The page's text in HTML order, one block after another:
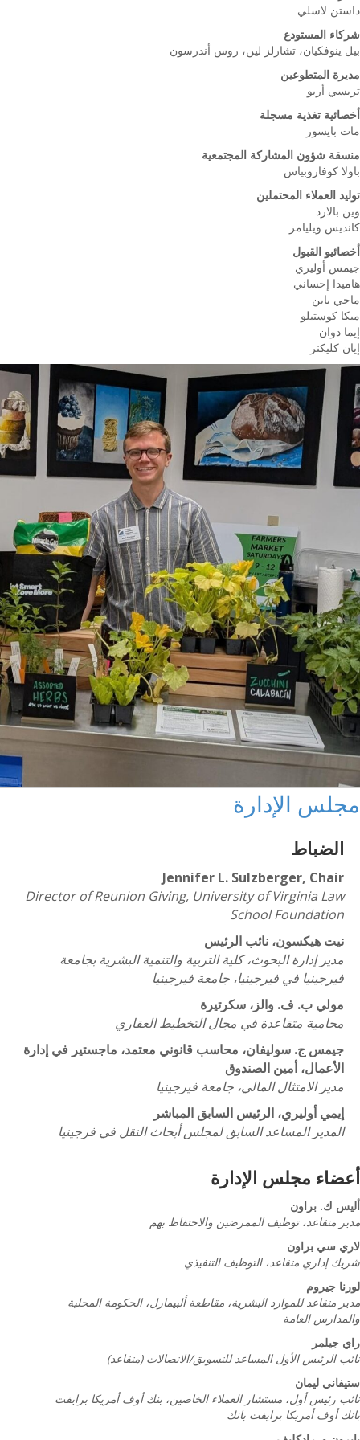
داستن لاسلي
شركاء المستودع
بيل ينوفكيان، تشارلز لين، روس أندرسون
مديرة المتطوعين
تريسي أربو
أخصائية تغذية مسجلة
مات بايسور
منسقة شؤون المشاركة المجتمعية
باولا كوفاروبياس
توليد العملاء المحتملين
وين بالارد
كانديس ويليامز
أخصائيو القبول
جيمس أوليري
هاميدا إحساني
ماجي باين
ميكا كوستيلو
إيما دوان
إيان كليكنر
مجلس الإدارة
الضباط
Jennifer L. Sulzberger, Chair
Director of Reunion Giving, University of Virginia Law
School Foundation
نيت هيكسون، نائب الرئيس
مدير إدارة البحوث، كلية التربية والتنمية البشرية بجامعة
فيرجينيا في فيرجينيا، جامعة فيرجينيا
مولي ب. ف. والز، سكرتيرة
محامية متقاعدة في مجال التخطيط العقاري
جيمس ج. سوليفان، محاسب قانوني معتمد، ماجستير في إدارة
الأعمال، أمين الصندوق
مدير الامتثال المالي، جامعة فيرجينيا
إيمي أوليري، الرئيس السابق المباشر
المدير المساعد السابق لمجلس أبحاث النقل في فرجينيا
أعضاء مجلس الإدارة
أليس ك. براون
مدير متقاعد، توظيف الممرضين والاحتفاظ بهم
لاري سي براون
شريك إداري متقاعد، التوظيف التنفيذي
لورنا جيروم
مدير متقاعد للموارد البشرية، مقاطعة ألبيمارل، الحكومة المحلية
والمدارس العامة
راي جيلمر
نائب الرئيس الأول المساعد للتسويق/الاتصالات (متقاعد)
ستيفاني ليمان
نائب رئيس أول، مستشار العملاء الخاصين، بنك أوف أمريكا برايفت
بانك أوف أمريكا برايفت بانك